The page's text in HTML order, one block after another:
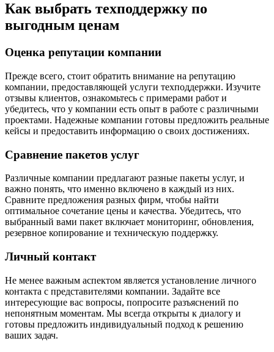
Как выбрать техподдержку по
выгодным ценам
Оценка репутации компании
Прежде всего, стоит обратить внимание на репутацию
компании, предоставляющей услуги техподдержки. Изучите
отзывы клиентов, ознакомьтесь с примерами работ и
убедитесь, что у компании есть опыт в работе с различными
проектами. Надежные компании готовы предложить реальные
кейсы и предоставить информацию о своих достижениях.
Сравнение пакетов услуг
Различные компании предлагают разные пакеты услуг, и
важно понять, что именно включено в каждый из них.
Сравните предложения разных фирм, чтобы найти
оптимальное сочетание цены и качества. Убедитесь, что
выбранный вами пакет включает мониторинг, обновления,
резервное копирование и техническую поддержку.
Личный контакт
Не менее важным аспектом является установление личного
контакта с представителями компании. Задайте все
интересующие вас вопросы, попросите разъяснений по
непонятным моментам. Мы всегда открыты к диалогу и
готовы предложить индивидуальный подход к решению
ваших задач.